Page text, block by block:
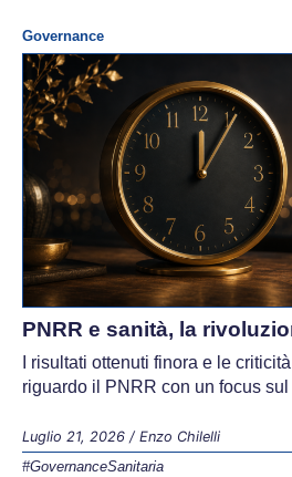
Governance
PNRR e sanità, la
I risultati ottenuti finora e le
riguardo il PNRR con un focus
Luglio 21, 2026 / Enzo Chilelli
#GovernanceSanitaria